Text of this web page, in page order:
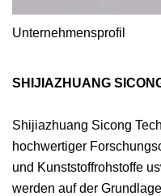
Unternehmensprofil
SHIJIAZHUANG
Shijiazhuang Sicong
hochwertiger
und Kunststoffrohstoffe
werden auf der